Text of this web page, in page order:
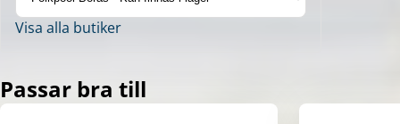
Visa alla butiker
Passar bra till